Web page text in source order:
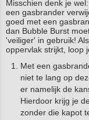
Misschien denk je
een gasbrander
goed met een
dan Bubble Burst
'veiliger' in gebruik!
oppervlak strijkt, loop
Met een
niet te lang op
er namelijk de
Hierdoor krijg je
zonder die kapot